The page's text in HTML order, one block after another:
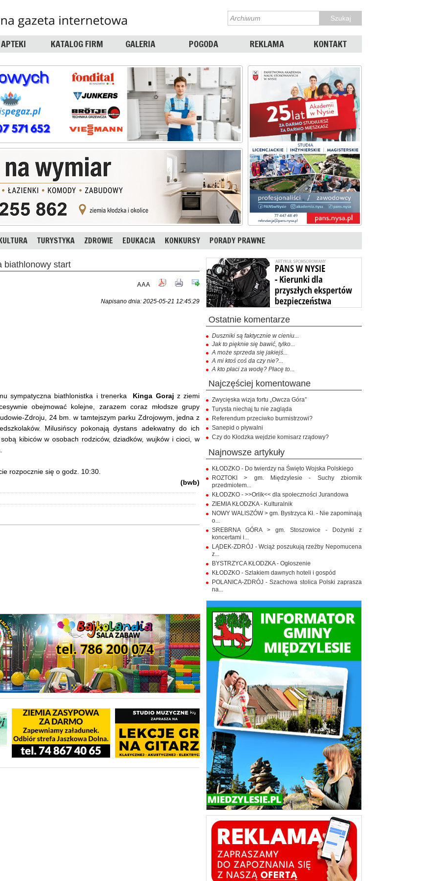
APTEKI KATALOG FIRM GALERIA POGODA REKLAMA KONTAKT
TURYSTYKA ZDROWIE EDUKACJA KONKURSY PORADY PRAWNE
biathlonowy start
AAA
Napisano dnia: 2025-05-21 12:45:29
sympatyczna biathlonistka i trenerka Kinga Goraj z ziemi
obejmować kolejne, zarazem coraz młodsze grupy
Zdroju, 24 bm. w tamtejszym parku Zdrojowym, jedna z
Milusińscy pokonają dystans adekwatny do ich
kibiców w osobach rodziców, dziadków, wujków i cioci, w
rozpocznie się o godz. 10:30.
(bwb)
ostatnie komentarze
Duszniki są faktycznie w cieniu...
Jak to pięknie się bawić, tylko...
A może sprzeda się jakiejś...
A mi ktoś coś da czy nie?...
A kto płaci za wodę? Płacę to...
najczęściej komentowane
Zwycięska wizja fortu „Owcza Góra”
Turysta niechaj tu nie zagląda
Referendum przeciwko burmistrzowi?
Sanepid o pływalni
Czy do Kłodzka wejdzie komisarz rządowy?
najnowsze artykuły
KŁODZKO - Do twierdzy na Święto Wojska Polskiego
ROZTOKI > gm. Międzylesie - Suchy zbiornik
przedmiotem...
KŁODZKO - >>Orlik<< dla społeczności Jurandowa
ZIEMIA KŁODZKA - Kulturalnik
NOWY WALISZÓW > gm. Bystrzyca Kł. - Nie zapominają
o...
SREBRNA GÓRA > gm. Stoszowice - Dożynki z
koncertami i...
LĄDEK-ZDRÓJ - Wciąż poszukują rzeźby Nepomucena
z...
BYSTRZYCA KŁODZKA - Ogłoszenie
KŁODZKO - Szlakiem dawnych hoteli i gospód
POLANICA-ZDRÓJ - Szachowa stolica Polski zaprasza
na...